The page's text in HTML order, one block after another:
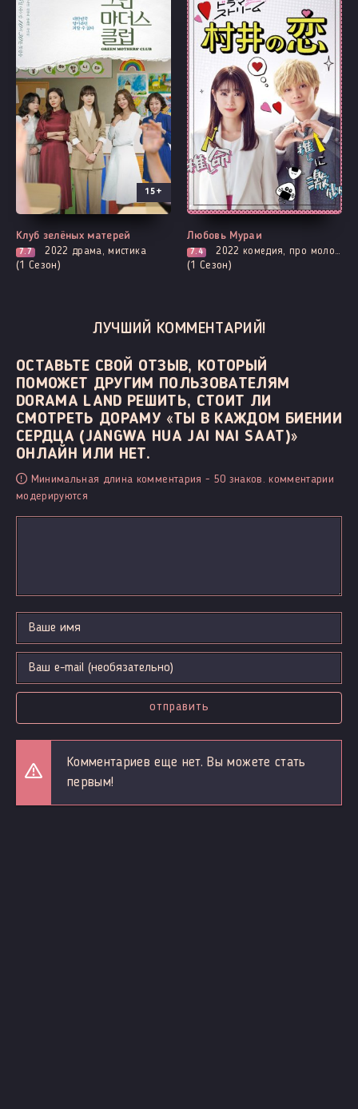
Все серии
15+
Клуб зелёных матерей
7.7 2022 драма, мистика
(1 Сезон)
Все серии
Любовь Мураи
7.4 2022 комедия, про молодость и любовь, романтика, про школу и школьников
(1 Сезон)
ЛУЧШИЙ КОММЕНТАРИЙ!
ОСТАВЬТЕ СВОЙ ОТЗЫВ, КОТОРЫЙ
ПОМОЖЕТ ДРУГИМ ПОЛЬЗОВАТЕЛЯМ
DORAMA LAND РЕШИТЬ, СТОИТ ЛИ
СМОТРЕТЬ ДОРАМУ «ТЫ В КАЖДОМ БИЕНИИ
СЕРДЦА (JANGWA HUA JAI NAI SAAT)»
ОНЛАЙН ИЛИ НЕТ.
Минимальная длина комментария - 50 знаков. комментарии
модерируются
отправить
Комментариев еще нет. Вы можете стать
первым!